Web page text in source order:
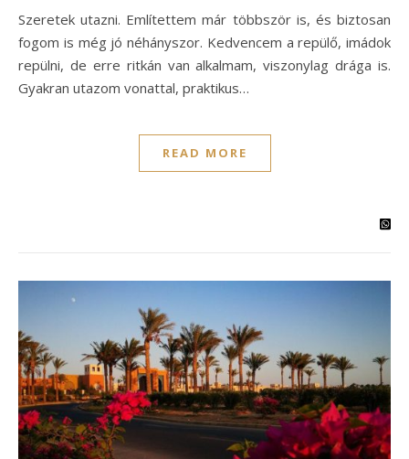
Szeretek utazni. Említettem már többször is, és biztosan
fogom is még jó néhányszor. Kedvencem a repülő, imádok
repülni, de erre ritkán van alkalmam, viszonylag drága is.
Gyakran utazom vonattal, praktikus…
READ MORE